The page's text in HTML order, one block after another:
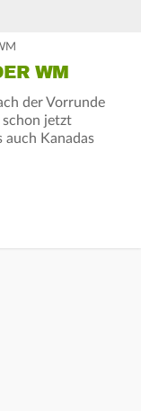
WM
der Vorrunde
schon jetzt
auch Kanadas